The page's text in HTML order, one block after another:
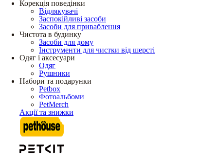
Корекція поведінки
Відлякувачі
Заспокійливі засоби
Засоби для приваблення
Чистота в будинку
Засоби для дому
Інструменти для чистки від шерсті
Одяг і аксесуари
Одяг
Рушники
Набори та подарунки
Petbox
Фотоальбоми
PetMerch
Акції та знижки